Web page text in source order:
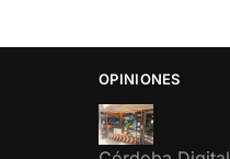
OPINIONES